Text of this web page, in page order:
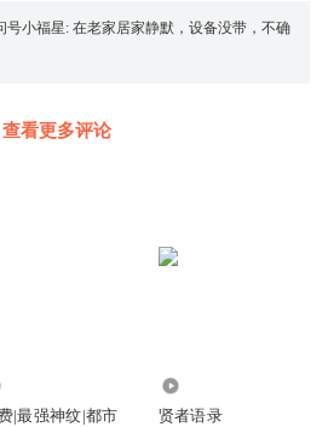
号小福星: 在老家居家静默，设备没带，不确
查看更多评论
|最强神纹|都市
贤者语录